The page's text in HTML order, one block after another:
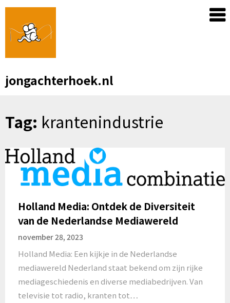
Skip
content
jongachterhoek.nl
Tag: krantenindustrie
Holland Media: Ontdek de Diversiteit
van de Nederlandse Mediawereld
november 28, 2023
Holland Media: Een kijkje in de Nederlandse
mediawereld Nederland staat bekend om zijn rijke
mediageschiedenis en diverse mediabedrijven. Van
televisie tot radio, kranten tot…